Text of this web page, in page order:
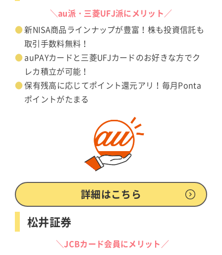
＼au派・三菱UFJ派にメリット／
新NISA商品ラインナップが豊富！株も投資信託も
取引手数料無料！
auPAYカードと三菱UFJカードのお好きな方でク
レカ積立が可能！
保有残高に応じてポイント還元アリ！毎月Ponta
ポイントがたまる
詳細はこちら
松井証券
＼JCBカード会員にメリット／